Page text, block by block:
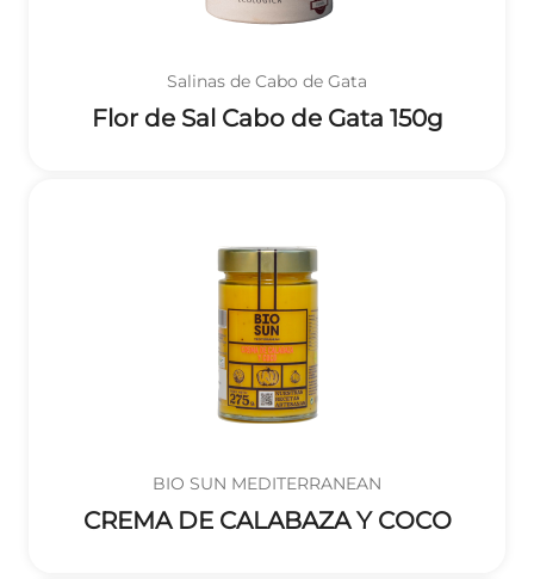
Salinas de Cabo de Gata
Flor de Sal Cabo de Gata 150g
BIO SUN MEDITERRANEAN
CREMA DE CALABAZA Y COCO